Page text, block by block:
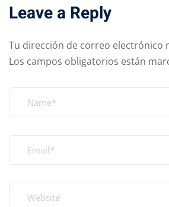
Leave a Reply
Tu dirección de correo electrónico
Los campos obligatorios están